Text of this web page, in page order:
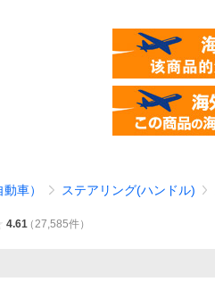
車） ステアリング(ハンドル)
4.61（27,585件）